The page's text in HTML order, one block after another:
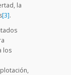
la
[3].
los